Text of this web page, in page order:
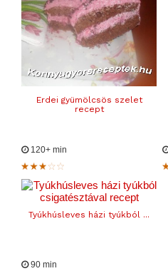
Erdei gyümölcsös szelet
recept
120+ min
Tyúkhúsleves házi tyúkból ...
90 min